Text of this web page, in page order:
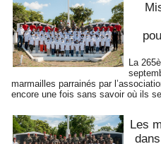
La
marmailles parrainés par
encore une fois sans savoir où ils
Les